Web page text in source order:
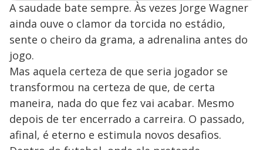
A saudade bate sempre. Às vezes Jorge Wagner
ainda ouve o clamor da torcida no estádio,
sente o cheiro da grama, a adrenalina antes do
jogo.
Mas aquela certeza de que seria jogador se
transformou na certeza de que, de certa
maneira, nada do que fez vai acabar. Mesmo
depois de ter encerrado a carreira. O passado,
afinal, é eterno e estimula novos desafios.